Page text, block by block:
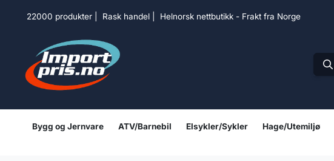
Hopp til innhold
22000 produkter | Rask handel | Helnorsk nettbutikk - Frakt fra Norge
Bygg og Jernvare ATV/Barnebil Elsykler/Sykler Hage/Utemiljø